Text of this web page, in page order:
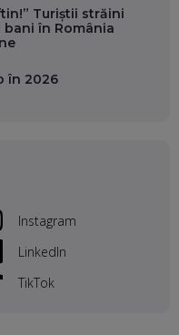
CU COMUNITATEA
ȘI ALȚI PESTE 60 DE
TREIME DINTRE
DE PE REȚELE SOCIALE
CUM ÎNVĂȚĂM SĂ DISCUTĂM
Turiștii străini
în România
în 2026
Instagram
LinkedIn
TikTok